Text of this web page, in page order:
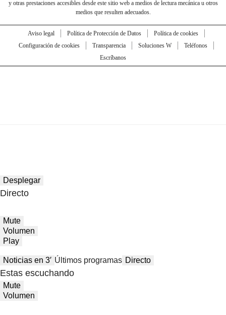
y otras prestaciones accesibles desde este sitio web a medios de lectura mecánica u otros
medios que resulten adecuados.
Aviso legal Política de Protección de Datos
Política de cookies
Configuración de cookies
Transparencia Soluciones W
Teléfonos
Escríbanos
Desplegar
Directo
Mute
Volumen
Play
Noticias en 3′ Últimos programas Directo
Estas escuchando
Mute
Volumen